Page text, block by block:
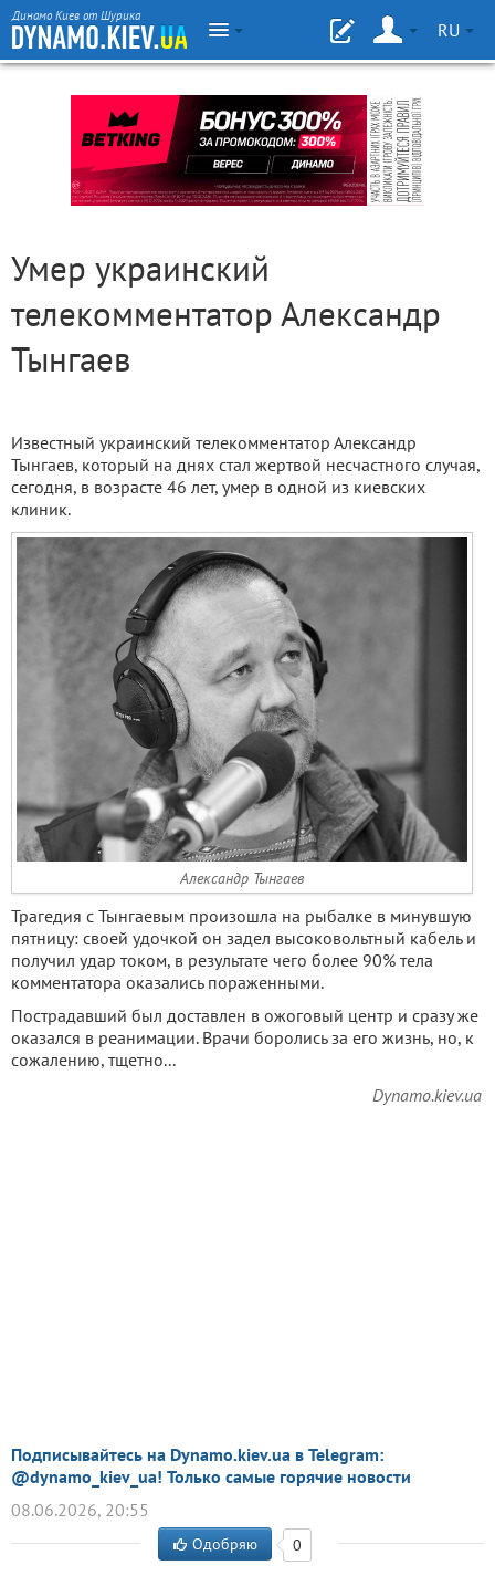
Динамо Киев от Шурика
RU
Умер украинский
телекомментатор Александр
Тынгаев
Известный украинский телекомментатор Александр
Тынгаев, который на днях стал жертвой несчастного случая,
сегодня, в возрасте 46 лет, умер в одной из киевских
клиник.
Александр Тынгаев
Трагедия с Тынгаевым произошла на рыбалке в минувшую
пятницу: своей удочкой он задел высоковольтный кабель и
получил удар током, в результате чего более 90% тела
комментатора оказались пораженными.
Пострадавший был доставлен в ожоговый центр и сразу же
оказался в реанимации. Врачи боролись за его жизнь, но, к
сожалению, тщетно...
Dynamo.kiev.ua
Подписывайтесь на Dynamo.kiev.ua в Telegram:
@dynamo_kiev_ua! Только самые горячие новости
08.06.2026, 20:55
Одобряю 0